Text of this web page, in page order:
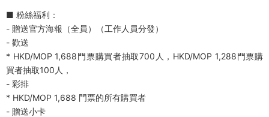
■ 粉絲福利：
- 贈送官方海報（全員）（工作人員分發）
- 歡送
* HKD/MOP 1,688門票購買者抽取700人，HKD/MOP 1,288門票購
買者抽取100人，
- 彩排
* HKD/MOP 1,688 門票的所有購買者
- 贈送小卡